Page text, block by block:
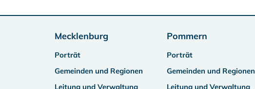
Mecklenburg
Porträt
Gemeinden und Regionen
Leitung und Verwaltung
Pommern
Porträt
Gemeinden und Regionen
Leitung und Verwaltung